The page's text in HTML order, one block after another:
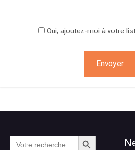
Oui, ajoutez-moi à votre
Search
for:
Search Button